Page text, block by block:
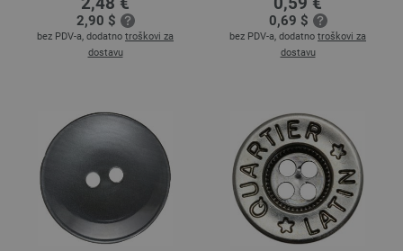
2,90 $
bez PDV-a, dodatno troškovi za
dostavu
0,69 $
bez PDV-a, dodatno troškovi za
dostavu